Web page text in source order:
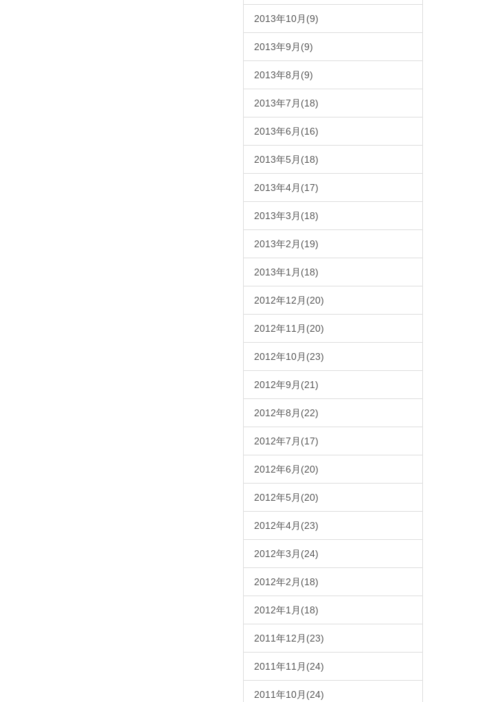
2013年10月(9)
2013年9月(9)
2013年8月(9)
2013年7月(18)
2013年6月(16)
2013年5月(18)
2013年4月(17)
2013年3月(18)
2013年2月(19)
2013年1月(18)
2012年12月(20)
2012年11月(20)
2012年10月(23)
2012年9月(21)
2012年8月(22)
2012年7月(17)
2012年6月(20)
2012年5月(20)
2012年4月(23)
2012年3月(24)
2012年2月(18)
2012年1月(18)
2011年12月(23)
2011年11月(24)
2011年10月(24)